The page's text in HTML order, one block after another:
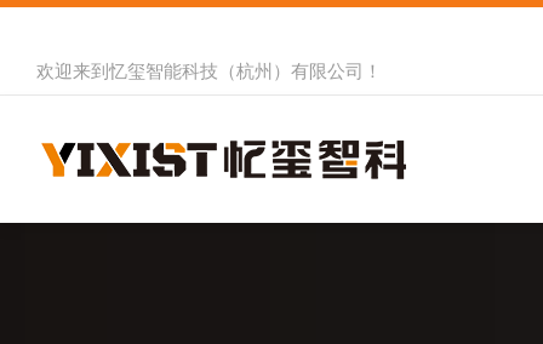
欢迎来到 忆玺智能科技（杭州）有限公司 ！